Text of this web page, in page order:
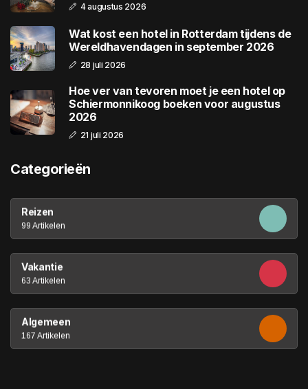
4 augustus 2026
Wat kost een hotel in Rotterdam tijdens de
Wereldhavendagen in september 2026
28 juli 2026
Hoe ver van tevoren moet je een hotel op
Schiermonnikoog boeken voor augustus
2026
21 juli 2026
Categorieën
Reizen
99 Artikelen
Vakantie
63 Artikelen
Algemeen
167 Artikelen